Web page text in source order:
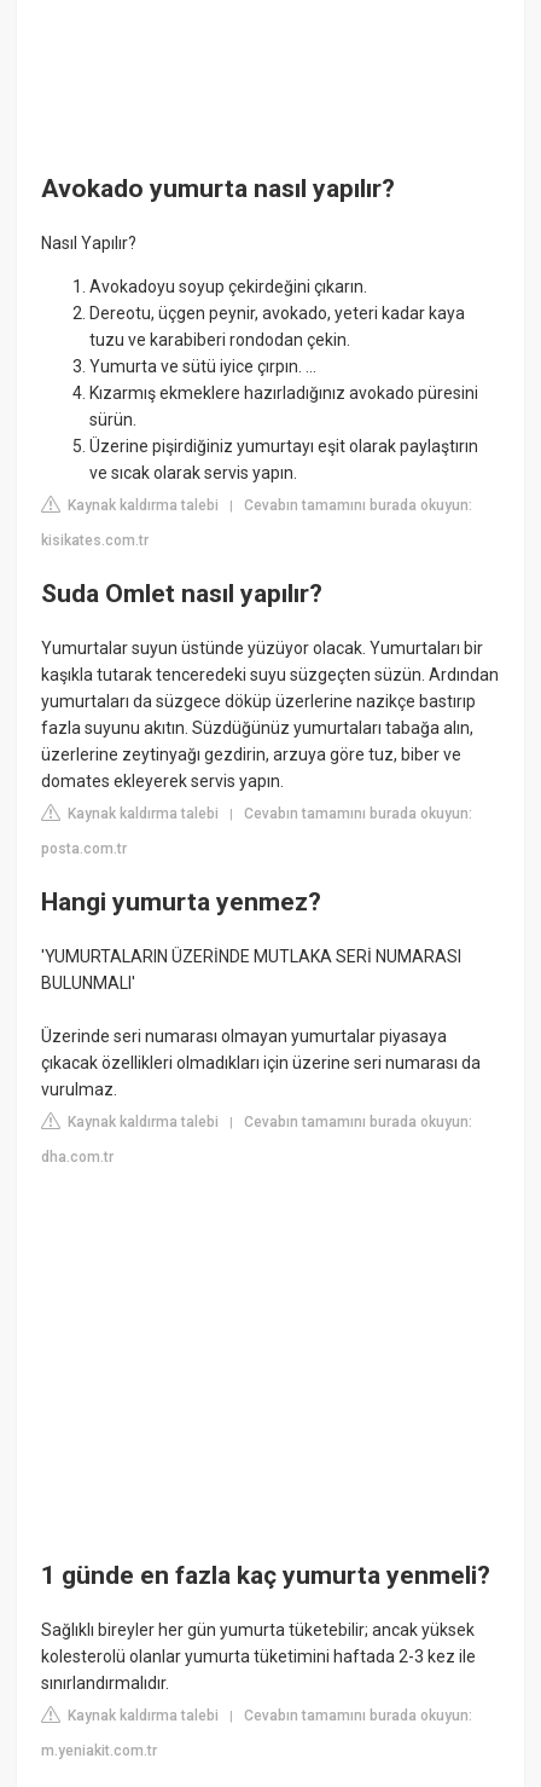
Avokado yumurta nasıl yapılır?
Nasıl Yapılır?
Avokadoyu soyup çekirdeğini çıkarın.
Dereotu, üçgen peynir, avokado, yeteri kadar kaya
tuzu ve karabiberi rondodan çekin.
Yumurta ve sütü iyice çırpın. ...
Kızarmış ekmeklere hazırladığınız avokado püresini
sürün.
Üzerine pişirdiğiniz yumurtayı eşit olarak paylaştırın
ve sıcak olarak servis yapın.
Kaynak kaldırma talebi |Cevabın tamamını burada okuyun:
kisikates.com.tr
Suda Omlet nasıl yapılır?
Yumurtalar suyun üstünde yüzüyor olacak. Yumurtaları bir
kaşıkla tutarak tenceredeki suyu süzgeçten süzün. Ardından
yumurtaları da süzgece döküp üzerlerine nazikçe bastırıp
fazla suyunu akıtın. Süzdüğünüz yumurtaları tabağa alın,
üzerlerine zeytinyağı gezdirin, arzuya göre tuz, biber ve
domates ekleyerek servis yapın.
Kaynak kaldırma talebi |Cevabın tamamını burada okuyun:
posta.com.tr
Hangi yumurta yenmez?
'YUMURTALARIN ÜZERİNDE MUTLAKA SERİ NUMARASI
BULUNMALI'
Üzerinde seri numarası olmayan yumurtalar piyasaya
çıkacak özellikleri olmadıkları için üzerine seri numarası da
vurulmaz.
Kaynak kaldırma talebi |Cevabın tamamını burada okuyun:
dha.com.tr
1 günde en fazla kaç yumurta yenmeli?
Sağlıklı bireyler her gün yumurta tüketebilir; ancak yüksek
kolesterolü olanlar yumurta tüketimini haftada 2-3 kez ile
sınırlandırmalıdır.
Kaynak kaldırma talebi |Cevabın tamamını burada okuyun:
m.yeniakit.com.tr